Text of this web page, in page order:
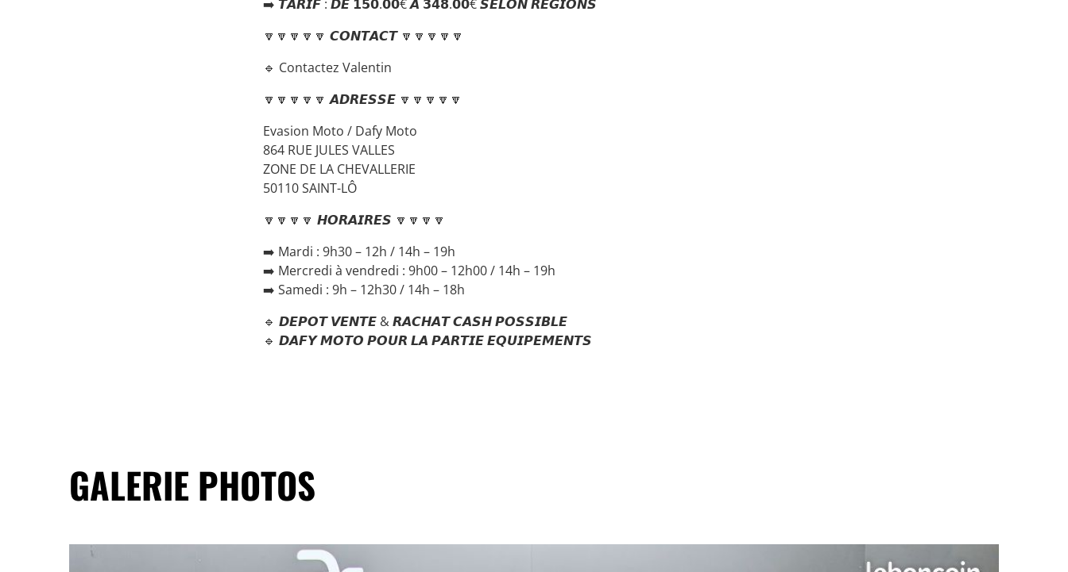
➡️ 𝙏𝘼𝙍𝙄𝙁 : 𝘿𝙀 𝟭𝟱𝟬.𝟬𝟬€ 𝘼 𝟯𝟰𝟴.𝟬𝟬€ 𝙎𝙀𝙇𝙊𝙉 𝙍𝙀𝙂𝙄𝙊𝙉𝙎
🔽🔽🔽🔽🔽 𝘾𝙊𝙉𝙏𝘼𝘾𝙏 🔽🔽🔽🔽🔽
🔹 Contactez Valentin
🔽🔽🔽🔽🔽 𝘼𝘿𝙍𝙀𝙎𝙎𝙀 🔽🔽🔽🔽🔽
Evasion Moto / Dafy Moto
864 RUE JULES VALLES
ZONE DE LA CHEVALLERIE
50110 SAINT-LÔ
🔽🔽🔽🔽 𝙃𝙊𝙍𝘼𝙄𝙍𝙀𝙎 🔽🔽🔽🔽
➡️ Mardi : 9h30 – 12h / 14h – 19h
➡️ Mercredi à vendredi : 9h00 – 12h00 / 14h – 19h
➡️ Samedi : 9h – 12h30 / 14h – 18h
🔹 𝘿𝙀𝙋𝙊𝙏 𝙑𝙀𝙉𝙏𝙀 & 𝙍𝘼𝘾𝙃𝘼𝙏 𝘾𝘼𝙎𝙃 𝙋𝙊𝙎𝙎𝙄𝘽𝙇𝙀
🔹 𝘿𝘼𝙁𝙔 𝙈𝙊𝙏𝙊 𝙋𝙊𝙐𝙍 𝙇𝘼 𝙋𝘼𝙍𝙏𝙄𝙀 𝙀𝙌𝙐𝙄𝙋𝙀𝙈𝙀𝙉𝙏𝙎
GALERIE PHOTOS